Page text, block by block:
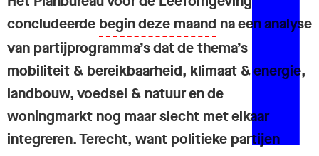
concludeerde begin deze maand na een analyse
van partijprogramma’s dat de thema’s
mobiliteit & bereikbaarheid, klimaat & energie,
landbouw, voedsel & natuur en de
woningmarkt nog maar slecht met elkaar
integreren. Terecht, want politieke partijen